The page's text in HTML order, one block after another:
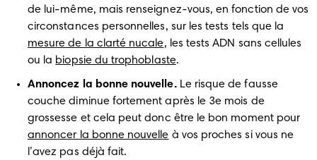
de lui-même, mais renseignez-vous, en fonction de vos
mesure de la clarté nucale, les tests ADN sans cellules
ou la biopsie du trophoblaste.
Annoncez la bonne nouvelle. Le risque de fausse
couche diminue fortement après le 3e mois de
annoncer la bonne nouvelle à vos proches si vous ne
l’avez pas déjà fait.